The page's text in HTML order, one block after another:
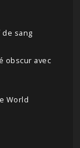
de sang
obscur avec
World